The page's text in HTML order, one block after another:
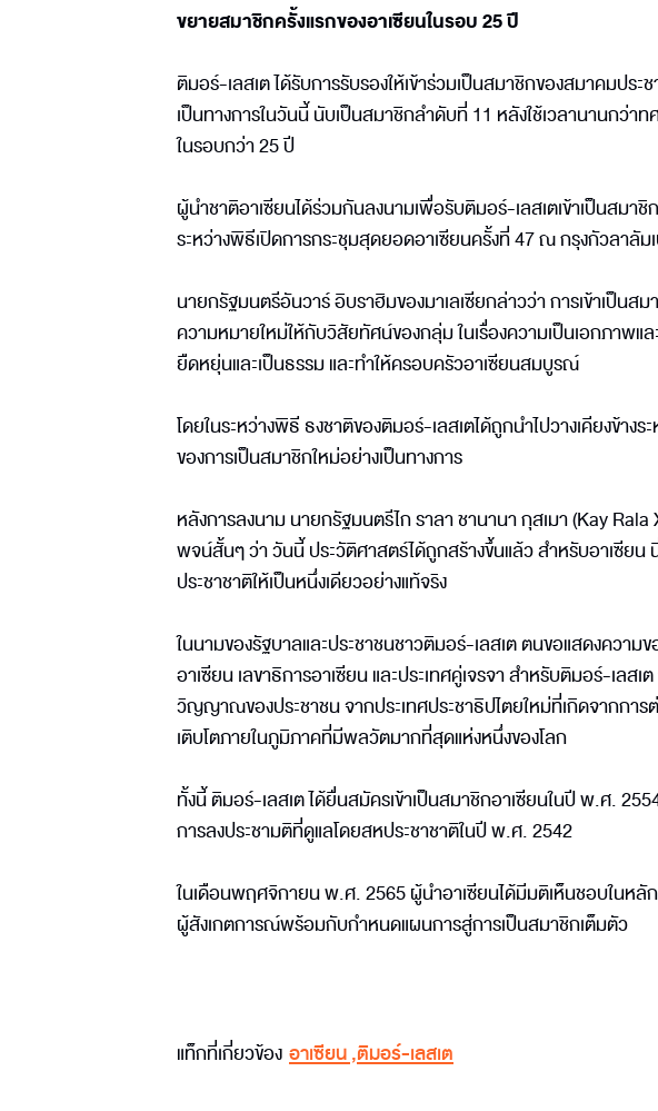
ขยายสมาชิกครั้งแรกของอาเซียนในรอบ 25 ปี
ติมอร์-เลสเต ได้รับการรับรองให้เข้าร่วมเป็นสมาชิกของสมาคมประ
เป็นทางการในวันนี้ นับเป็นสมาชิกลำดับที่ 11 หลังใช้เวลานานกว่า
ในรอบกว่า 25 ปี
ผู้นำชาติอาเซียนได้ร่วมกันลงนามเพื่อรับติมอร์-เลสเตเข้าเป็นสมา
ระหว่างพิธีเปิดการกระชุมสุดยอดอาเซียนครั้งที่ 47 ณ กรุงกัวลาลัมเ
นายกรัฐมนตรีอันวาร์ อิบราฮิมของมาเลเซียกล่าวว่า การเข้าเป็นส
ความหมายใหม่ให้กับวิสัยทัศน์ของกลุ่ม ในเรื่องความเป็นเอกภาพแ
ยืดหยุ่นและเป็นธรรม และทำให้ครอบครัวอาเซียนสมบูรณ์
โดยในระหว่างพิธี ธงชาติของติมอร์-เลสเตได้ถูกนำไปวางเคียงข้า
ของการเป็นสมาชิกใหม่อย่างเป็นทางการ
หลังการลงนาม นายกรัฐมนตรีไก ราลา ชานานา กุสเมา (Kay
พจน์สั้นๆ ว่า วันนี้ ประวัติศาสตร์ได้ถูกสร้างขึ้นแล้ว สำหรับอาเซี
ประชาชาติให้เป็นหนึ่งเดียวอย่างแท้จริง
ในนามของรัฐบาลและประชาชนชาวติมอร์-เลสเต ตนขอแสดงควา
อาเซียน เลขาธิการอาเซียน และประเทศคู่เจรจา สำหรับติมอร์-เล
วิญญาณของประชาชน จากประเทศประชาธิปไตยใหม่ที่เกิดจากกา
เติบโตภายในภูมิภาคที่มีพลวัตมากที่สุดแห่งหนึ่งของโลก
ทั้งนี้ ติมอร์-เลสเต ได้ยื่นสมัครเข้าเป็นสมาชิกอาเซียนในปี พ.ศ.
การลงประชามติที่ดูแลโดยสหประชาชาติในปี พ.ศ. 2542
ในเดือนพฤศจิกายน พ.ศ. 2565 ผู้นำอาเซียนได้มีมติเห็นชอบในหลัก
ผู้สังเกตการณ์พร้อมกับกำหนดแผนการสู่การเป็นสมาชิกเต็มตัว
แท็กที่เกี่ยวข้อง อาเซียน,ติมอร์-เลสเต